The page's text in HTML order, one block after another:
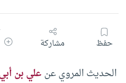
حفظ مشاركة
الحديث المروي عنعلي بن